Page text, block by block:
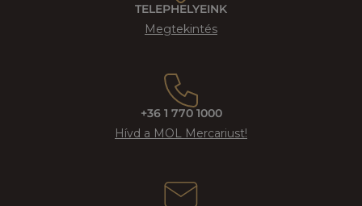
TELEPHELYEINK
Megtekintés
+36 1 770 1000
Hívd a MOL Mercariust!